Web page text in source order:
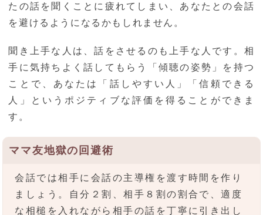
たの話を聞くことに疲れてしまい、あなたとの会話
を避けるようになるかもしれません。
聞き上手な人は、話をさせるのも上手な人です。相
手に気持ちよく話してもらう「傾聴の姿勢」を持つ
ことで、あなたは「話しやすい人」「信頼できる
人」というポジティブな評価を得ることができま
す。
ママ友地獄の回避術
会話では相手に会話の主導権を渡す時間を作り
ましょう。自分２割、相手８割の割合で、適度
な相槌を入れながら相手の話を丁寧に引き出し